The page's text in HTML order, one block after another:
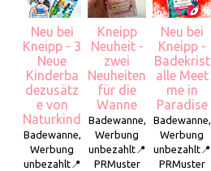
Neu bei
Kneipp - 3
Neue
Kinderba
dezusätz
e von
Naturkind
Badewanne,
Werbung
unbezahlt📍
Kneipp
Neuheit -
zwei
Neuheiten
für die
Wanne
Badewanne,
Werbung
unbezahlt📍
PRMuster
Neu bei
Kneipp -
Badekrist
alle Meet
me in
Paradise
Badewanne,
Werbung
unbezahlt📍
PRMuster